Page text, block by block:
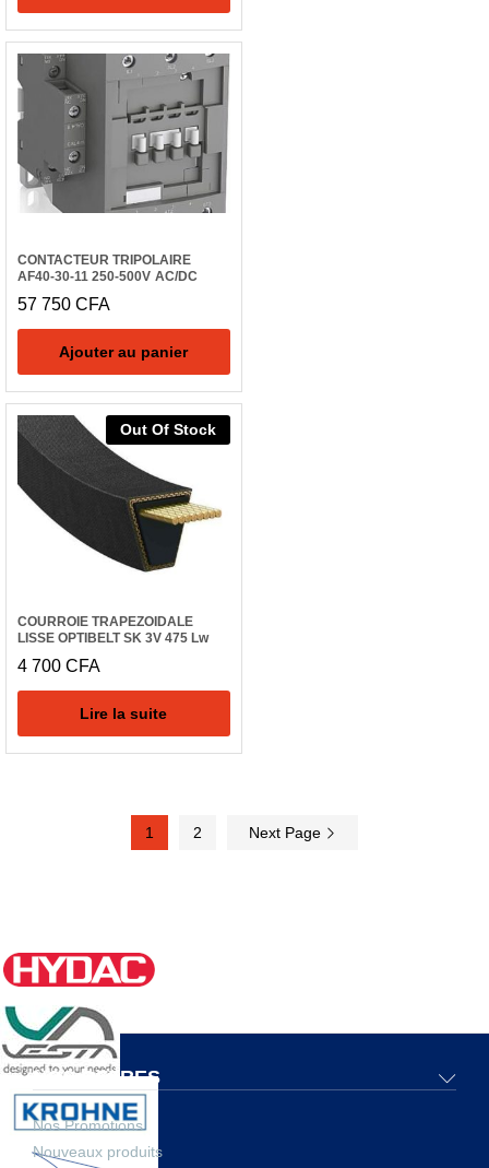
CONTACTEUR TRIPOLAIRE
AF40-30-11 250-500V AC/DC
57 750 CFA
Ajouter au panier
Out Of Stock
COURROIE TRAPEZOIDALE
LISSE OPTIBELT SK 3V 475 Lw
4 700 CFA
Lire la suite
1 2 Next Page
NOS OFFRES
Nos Promotions
Nouveaux produits